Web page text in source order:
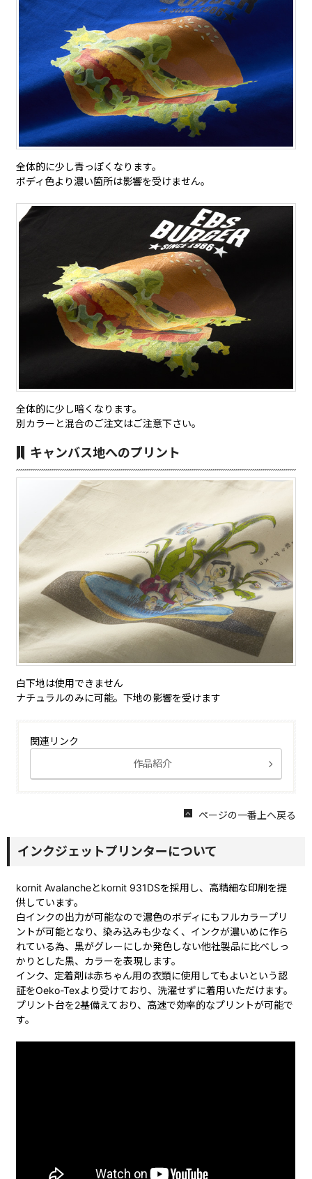
全体的に少し青っぽくなります。
ボディ色より濃い箇所は影響を受けません。
全体的に少し暗くなります。
別カラーと混合のご注文はご注意下さい。
キャンバス地へのプリント
白下地は使用できません
ナチュラルのみに可能。下地の影響を受けます
関連リンク
作品紹介
ページの一番上ヘ戻る
インクジェットプリンターについて
kornit Avalancheとkornit 931DSを採用し、高精細な印刷を提
供しています。
白インクの出力が可能なので濃色のボディにもフルカラープリ
ントが可能となり、染み込みも少なく、インクが濃いめに作ら
れている為、黒がグレーにしか発色しない他社製品に比べしっ
かりとした黒、カラーを表現します。
インク、定着剤は赤ちゃん用の衣類に使用してもよいという認
証をOeko-Texより受けており、洗濯せずに着用いただけます。
プリント台を2基備えており、高速で効率的なプリントが可能で
す。